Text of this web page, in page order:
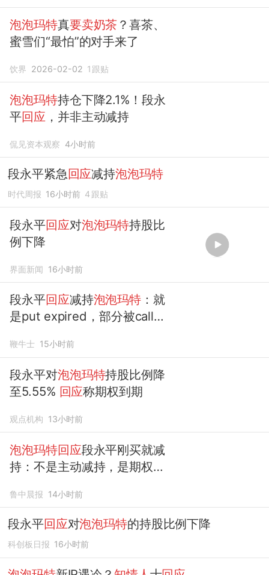
泡泡玛特真要卖奶茶 ？喜茶、
蜜雪们“最怕”的对手来了
饮界 2026-02-02 1 跟贴
泡泡玛特持仓下降2.1%！段永
平回应 ，并非主动减持
侃见资本观察 4小时前
段永平紧急回应减持泡泡玛特
时代周报 16小时前 4 跟贴
段永平回应对泡泡玛特持股比
例下降
界面新闻 16小时前
段永平回应减持泡泡玛特 ：就
是put expired，部分被call走
鞭牛士 15小时前
段永平对泡泡玛特持股比例降
至5.55% 回应称期权到期
观点机构 13小时前
泡泡玛特回应段永平刚买就减
持：不是主动减持，是期权合
股份
鲁中晨报 14小时前
段永平回应对泡泡玛特的持股比例下降
科创板日报 16小时前